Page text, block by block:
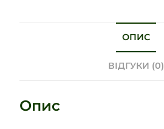
ОПИС
ВІДГУКИ (0)
Опис